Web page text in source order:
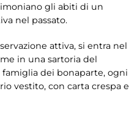
gli abiti di un
nel passato.
attiva, si entra nel
in una sartoria del
dei bonaparte, ogni
vestito, con carta crespa e